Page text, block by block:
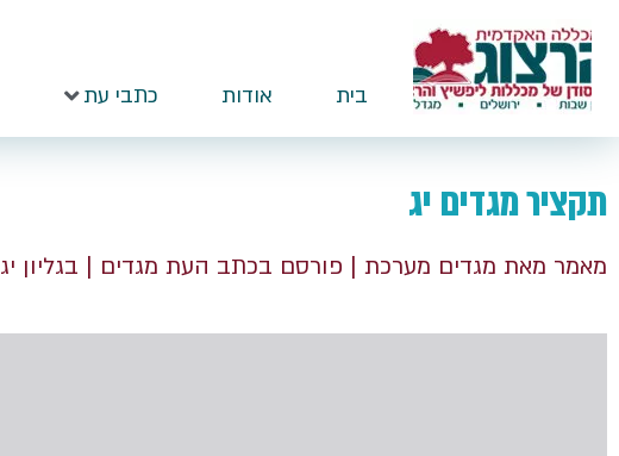
בית אודות כתבי עת
תקציר מגדים יג
מאמר מאת מגדים מערכת | פורסם בכתב העת מגדים | בגליון יג